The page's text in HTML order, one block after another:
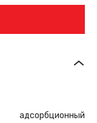
адсорбционный